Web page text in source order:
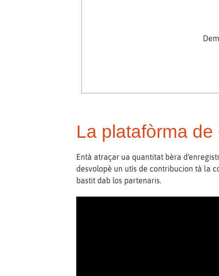
La platafòrma
Entà atraçar ua quantitat bèra
desvolopè un utís de contribucion tà la
bastit dab los partenaris.